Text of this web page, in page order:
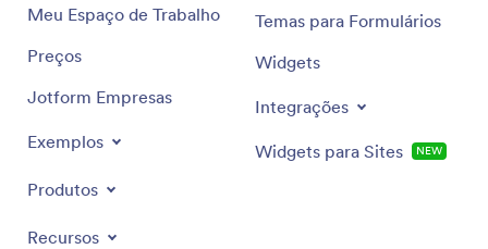
Meu Espaço de Trabalho
Preços
Jotform Empresas
Exemplos
Produtos
Recursos
Temas para Formulários
Widgets
Integrações
Widgets para Sites NEW